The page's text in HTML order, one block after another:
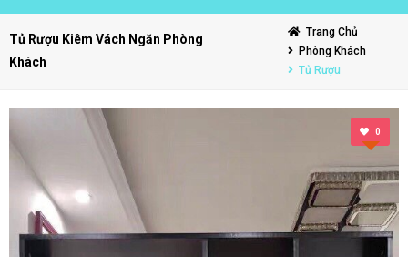
Tủ Rượu Kiêm Vách Ngăn Phòng
Khách
Trang Chủ
Phòng Khách
Tủ Rượu
0